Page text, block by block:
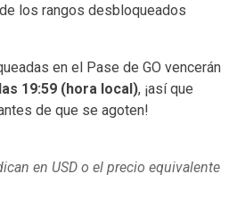
los rangos desbloqueados
en el Pase de GO vencerán
19:59 (hora local), ¡así que
de que se agoten!
en USD o el precio equivalente